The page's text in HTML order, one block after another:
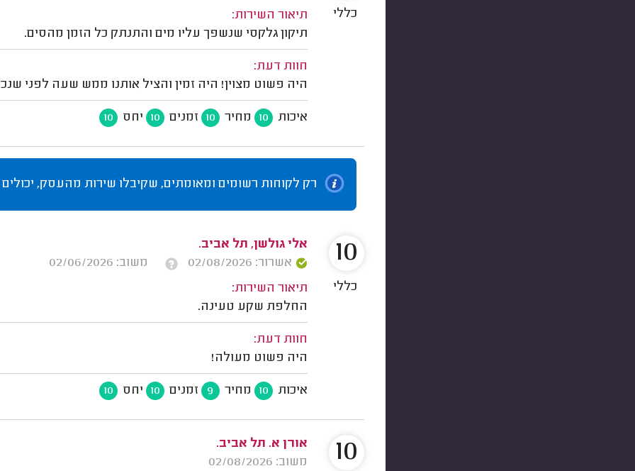
תיאור השירות:
תיקון גלקסי שנשפך עליו מים והתנתק כל הזמן מהסים.
חוות דעת:
היה פשוט מצוין! היה זמין והציל אותנו ממש שעה לפני
איכות 10 מחיר 10 זמנים 10 יחס 10
כללי
רק לקוחות רשומים ומאומתים, שקיבלו שירות מהעסק,
אלי גולשן, תל אביב.
אשרור: 02/08/2026
משוב: 02/06/2026
תיאור השירות:
החלפת שקע טעינה.
חוות דעת:
היה פשוט מעולה!
איכות 10 מחיר 9 זמנים 10 יחס 10
10
כללי
אורן א. תל אביב.
משוב: 02/08/2026
10